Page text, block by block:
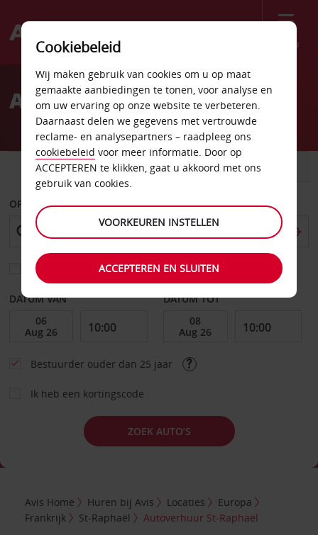
Menu
Welcome
AvisAutoverhuur St-Raphaël
AUTO BESTELWAGEN
OPHALEN OP
Kies een ander afleverpunt
DATUM VAN DATUM TOT
Bestuurder ouder dan 25 jaar
Ik heb een kortingscode
ZOEK AUTO’S
Avis Home Huren bij Avis Locaties
Europa
Frankrijk
St-Raphaël Autoverhuur St-Raphaël
Cookiebeleid
Wij maken gebruik van cookies om u op maat
gemaakte aanbiedingen te tonen, voor analyse en
om uw ervaring op onze website te verbeteren.
Daarnaast delen we gegevens met vertrouwde
reclame- en analysepartners – raadpleeg ons
cookiebeleid voor meer informatie. Door op
ACCEPTEREN te klikken, gaat u akkoord met ons
gebruik van cookies.
VOORKEUREN INSTELLEN
ACCEPTEREN EN SLUITEN